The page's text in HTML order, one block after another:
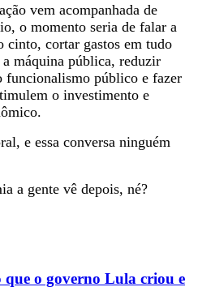
vem acompanhada de
o momento seria de falar a
cinto, cortar gastos em tudo
máquina pública, reduzir
público e fazer
o investimento e
e essa conversa ninguém
a gente vê depois, né?
que o governo Lula criou e